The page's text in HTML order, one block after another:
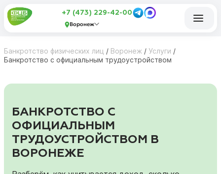
+7 (473) 229-42-00
Воронеж
Банкротство физических лиц / Воронеж / Услуги /
Банкротство с официальным трудоустройством
БАНКРОТСТВО С
ОФИЦИАЛЬНЫМ
ТРУДОУСТРОЙСТВОМ В
ВОРОНЕЖЕ